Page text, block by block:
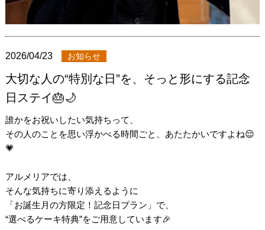
2026/04/23 お知らせ
大切な人の“特別な日”を、そっと形にする記念
日ステイ🎂🌙
誰かをお祝いしたい気持ちって、
その人のことを思い浮かべる時間ごと、あたたかいですよね😌
💗
アルメリアでは、
そんな気持ちに寄り添えるように
「お誕生月の方限定！記念日プラン」で、
“選べるケーキ特典”をご用意しています🎉